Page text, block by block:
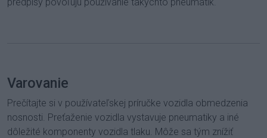
Varovanie
Prečítajte si v používateľskej príručke vozidla obmedzenia
nosnosti. Preťaženie vozidla vystavuje pneumatiky a iné
dôležité komponenty vozidla tlaku. Môže sa tým znížiť